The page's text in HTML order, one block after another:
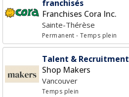
franchisés
Franchises Cora Inc.
Sainte-Thérèse
Permanent- Temps plein
Talent &
Shop Makers
Vancouver
Temps plein